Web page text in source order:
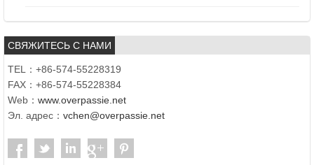
СВЯЖИТЕСЬ С НАМИ
TEL：+86-574-55228319
FAX：+86-574-55228384
Web： www.overpassie.net
Эл. адрес： vchen@overpassie.net